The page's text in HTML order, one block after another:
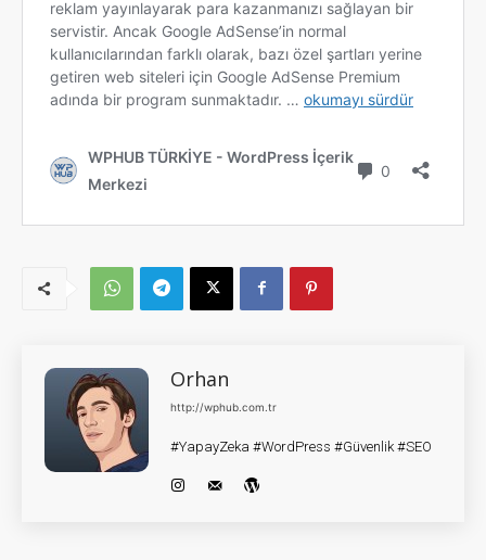
Orhan
http://wphub.com.tr
#YapayZeka #WordPress #Güvenlik #SEO